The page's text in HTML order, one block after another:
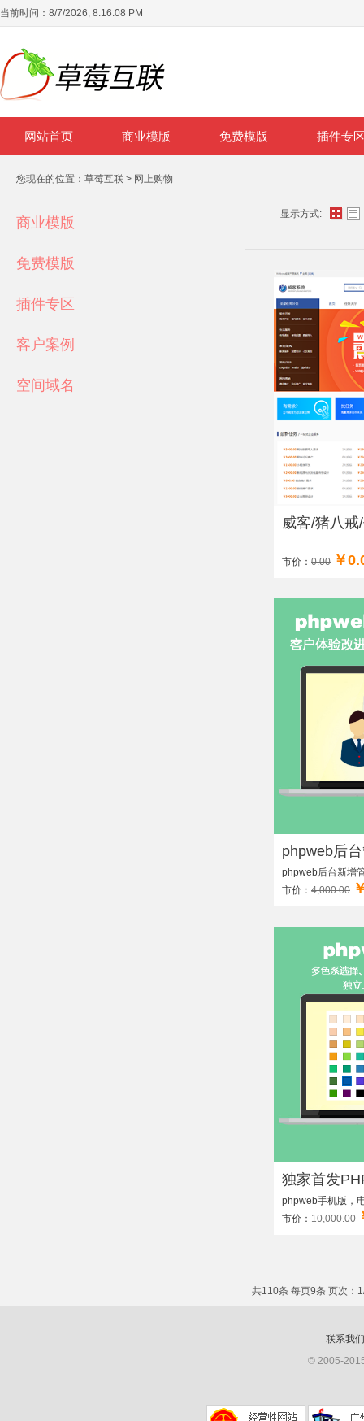
当前时间： 8/7/2026, 8:16:08 PM
网站首页 商业模版 免费模版 插件专
显示方式:
威客/猪八戒
市价： 0.00 ￥
phpweb后
phpweb后台新增
市价： 4,000.00
独家首发
phpweb手机版，
市价： 10,000.00
共110条 每页9条 页次：
商业模版
免费模版
插件专区
客户案例
空间域名
您现在的位置： 草莓互联 > 网上购物
© 2005-
联系我们